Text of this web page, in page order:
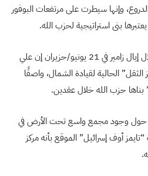
وإنها سيطرت على مرتفعات البوفور
بنى استراتيجية لحزب الله.
كما قال رئيس أركان جيش الاحتلال إيال زامير في 21 يونيو/حزيران إن علي
الثقل” الحالية لقيادة الشمال، واصفًا
بناها حزب الله خلال عقدين.
حول وجود مجمع واسع تحت الأرض في
أوف إسرائيل” الموقع بأنه مركز